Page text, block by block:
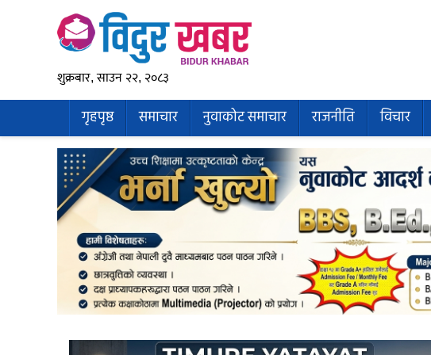
शुक्रबार, साउन २२, २०८३
गृहपृष्ठ समाचार नुवाकोट समाचार राजनीति विचार